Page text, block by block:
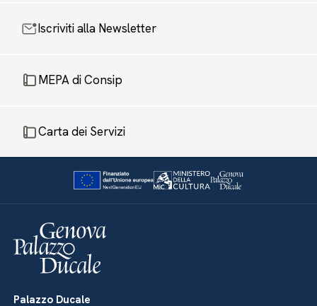
Iscriviti alla Newsletter
MEPA di Consip
Carta dei Servizi
Palazzo Ducale